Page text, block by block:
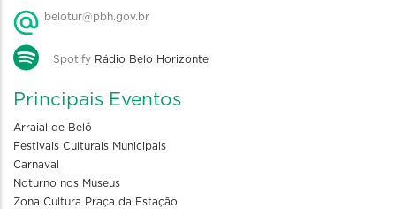
belotur@pbh.gov.br
Spotify Rádio Belo Horizonte
Principais Eventos
Arraial de Belô
Festivais Culturais Municipais
Carnaval
Noturno nos Museus
Zona Cultura Praça da Estação